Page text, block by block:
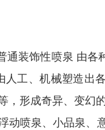
装饰性喷泉 由
工、机械塑造出
形成奇异、变幻
动喷泉、小品泉